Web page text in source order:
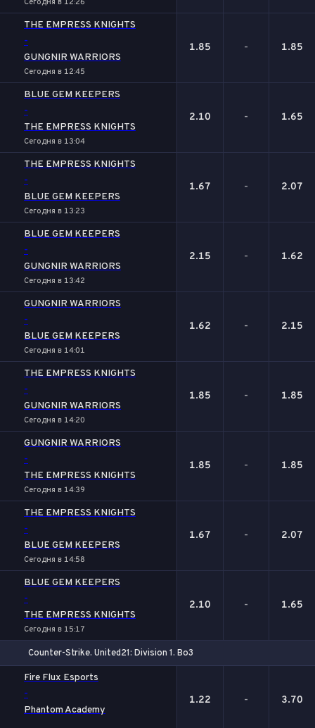
Сегодня в 12:26
THE EMPRESS KNIGHTS
-
GUNGNIR WARRIORS
Сегодня в 12:45
1.85 - 1.85
BLUE GEM KEEPERS
-
THE EMPRESS KNIGHTS
Сегодня в 13:04
2.10 - 1.65
THE EMPRESS KNIGHTS
-
BLUE GEM KEEPERS
Сегодня в 13:23
1.67 - 2.07
BLUE GEM KEEPERS
-
GUNGNIR WARRIORS
Сегодня в 13:42
2.15 - 1.62
GUNGNIR WARRIORS
-
BLUE GEM KEEPERS
Сегодня в 14:01
1.62 - 2.15
THE EMPRESS KNIGHTS
-
GUNGNIR WARRIORS
Сегодня в 14:20
1.85 - 1.85
GUNGNIR WARRIORS
-
THE EMPRESS KNIGHTS
Сегодня в 14:39
1.85 - 1.85
THE EMPRESS KNIGHTS
-
BLUE GEM KEEPERS
Сегодня в 14:58
1.67 - 2.07
BLUE GEM KEEPERS
-
THE EMPRESS KNIGHTS
Сегодня в 15:17
2.10 - 1.65
Counter-Strike. United21: Division 1. Bo3
Fire Flux Esports
-
Phantom Academy
1.22 - 3.70